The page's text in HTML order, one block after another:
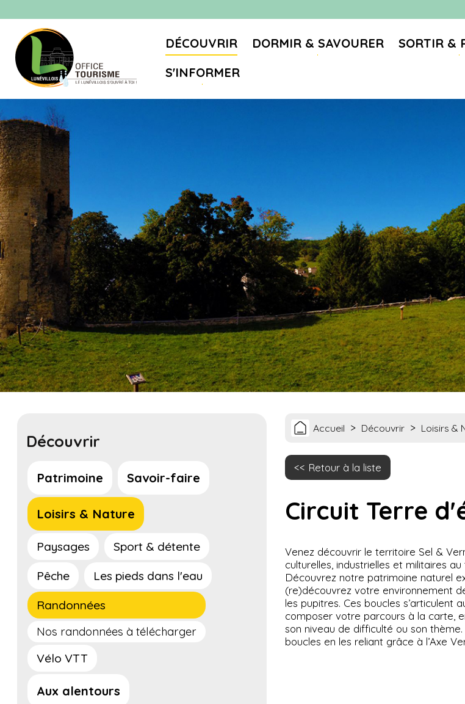
DÉCOUVRIR DORMIR & SAVOURER
SORTIR &
S'INFORMER
Découvrir
Patrimoine Savoir-faire
Loisirs & Nature
Paysages
Sport & détente
Pêche
Les pieds dans l'eau
Randonnées
Nos randonnées à télécharger
Vélo VTT
Aux alentours
Accueil > Découvrir > Loisirs &
Retour à la liste
Circuit Terre
Venez découvrir le territoire Sel &
culturelles, industrielles et militaires
Découvrez notre patrimoine naturel
(re)découvrez votre environnement
les pupitres. Ces boucles s’articulent
composer votre parcours à la carte,
son niveau de difficulté ou son
boucles en les reliant grâce à l’Axe